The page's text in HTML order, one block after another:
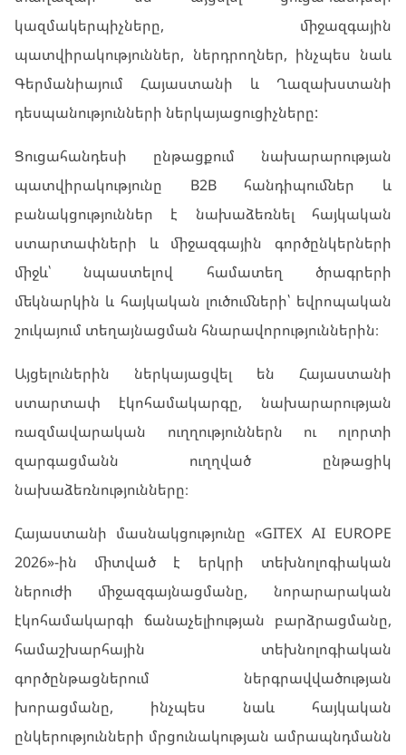
կազմակերպիչները, միջազգային
պատվիրակություններ, ներդրողներ, ինչպես նաև
Գերմանիայում Հայաստանի և Ղազախստանի
դեսպանությունների ներկայացուցիչները:
Ցուցահանդեսի ընթացքում նախարարության
պատվիրակությունը B2B հանդիպումներ և
բանակցություններ է նախաձեռնել հայկական
ստարտափների և միջազգային գործընկերների
միջև՝ նպաստելով համատեղ ծրագրերի
մեկնարկին և հայկական լուծումների՝ եվրոպական
շուկայում տեղայնացման հնարավորություններին։
Այցելուներին ներկայացվել են Հայաստանի
ստարտափ էկոհամակարգը, նախարարության
ռազմավարական ուղղություններն ու ոլորտի
զարգացմանն ուղղված ընթացիկ
նախաձեռնությունները։
Հայաստանի մասնակցությունը «GITEX AI EUROPE
2026»-ին միտված է երկրի տեխնոլոգիական
ներուժի միջազգայնացմանը, նորարարական
էկոհամակարգի ճանաչելիության բարձրացմանը,
համաշխարհային տեխնոլոգիական
գործընթացներում ներգրավվածության
խորացմանը, ինչպես նաև հայկական
ընկերությունների մրցունակության ամրապնդմանն